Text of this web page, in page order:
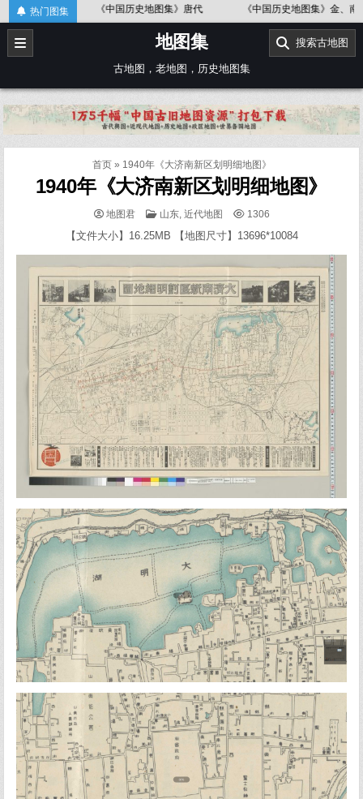
Skip
to
content
热门图集
《中国历史地图集》唐代 《中国历史地图集》金、南宋
地图集
古地图，老地图，历史地图集
搜索古地图
首页» 1940年《大济南新区划明细地图》
1940年《大济南新区划明细地图》
地图君
POSTED
山东, 近代地图 1306
【文件大小】16.25MB 【地图尺寸】13696*10084